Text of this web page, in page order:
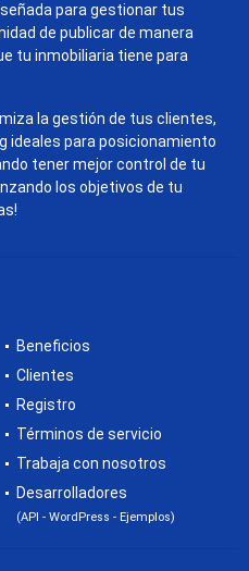
para gestionar tus
de publicar de manera
tu inmobiliaria tiene para
la gestión de tus clientes,
ideales para posicionamiento
tener mejor control de tu
los objetivos de tu
Beneficios
Clientes
Registro
Términos de servicio
Trabaja con nosotros
Desarrolladores
(API - WordPress - Ejemplos)